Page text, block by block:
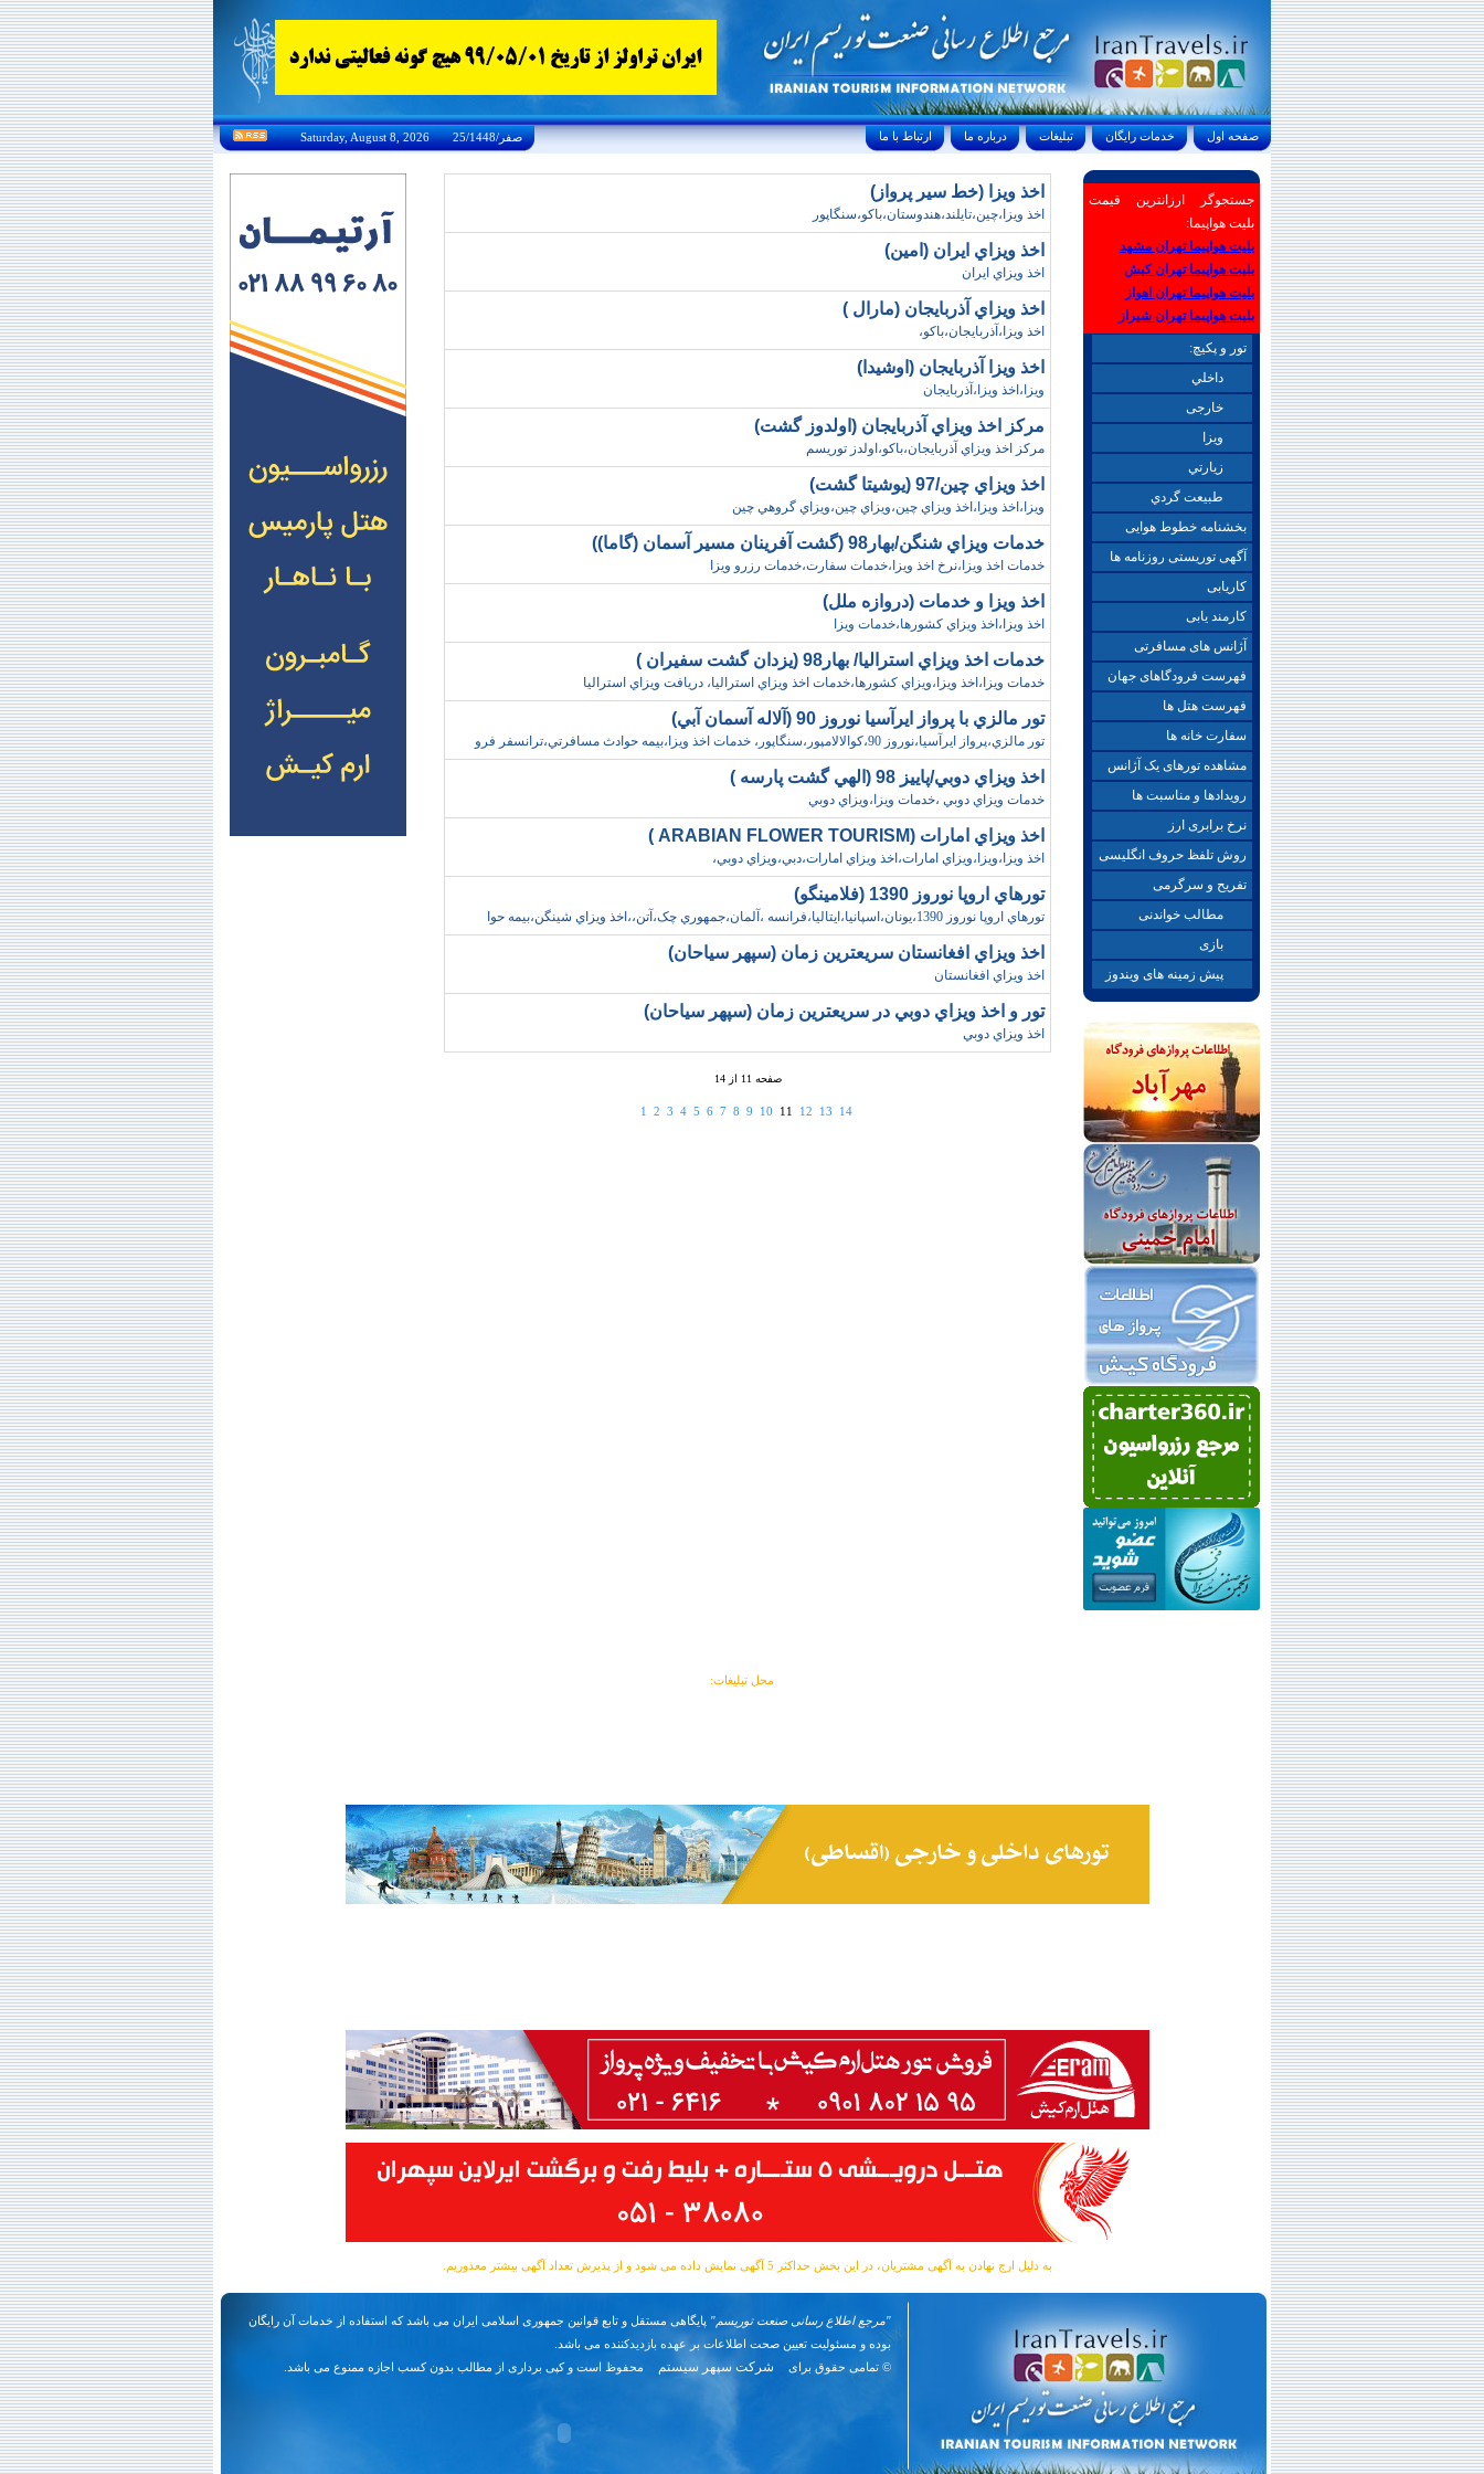
Saturday, August 8, 2026 25/صفر/1448 ارتباط با ما درباره ما تبليغات خدمات رايگان صفحه اول
اخذ ويزا (خط سير پرواز)
اخذ ويزا،چين،تايلند،هندوستان،باکو،سنگاپور
اخذ ويزاي ايران (امين)
اخذ ويزاي ايران
اخذ ويزاي آذربايجان (مارال )
اخذ ويزا،آذربايجان،باکو،
اخذ ويزا آذربايجان (اوشيدا)
ويزا،اخذ ويزا،آذربايجان
مرکز اخذ ويزاي آذربايجان (اولدوز گشت)
مرکز اخذ ويزاي آذربايجان،باکو،اولدز توريسم
اخذ ويزاي چين/97 (يوشيتا گشت)
ويزا،اخذ ويزا،اخذ ويزاي چين،ويزاي چين،ويزاي گروهي چين
خدمات ويزاي شنگن/بهار98 (گشت آفرينان مسير آسمان (گاما))
خدمات اخذ ويزا،نرخ اخذ ويزا،خدمات سفارت،خدمات رزرو ويزا
اخذ ويزا و خدمات (دروازه ملل)
اخذ ويزا،اخذ ويزاي کشورها،خدمات ويزا
خدمات اخذ ويزاي استراليا/ بهار98 (يزدان گشت سفيران )
خدمات ويزا،اخذ ويزا،ويزاي کشورها،خدمات اخذ ويزاي استراليا، دريافت ويزاي استراليا
تور مالزي با پرواز ايرآسيا نوروز 90 (آلاله آسمان آبي)
تور مالزي،پرواز ايرآسيا،نوروز 90،کوالالامپور،سنگاپور، خدمات اخذ ويزا،بيمه حوادث مسافرتي،ترانسفر فرو
اخذ ويزاي دوبي/پاييز 98 (الهي گشت پارسه )
خدمات ويزاي دوبي ،خدمات ويزا،ويزاي دوبي
اخذ ويزاي امارات (ARABIAN FLOWER TOURISM )
اخذ ويزا،ويزا،ويزاي امارات،اخذ ويزاي امارات،دبي،ويزاي دوبي،
تورهاي اروپا نوروز 1390 (فلامينگو)
تورهاي اروپا نوروز 1390،يونان،اسپانيا،ايتاليا،فرانسه ،آلمان،جمهوري چک،آتن،،اخذ ويزاي شينگن،بيمه حوا
اخذ ويزاي افغانستان سريعترين زمان (سپهر سياحان)
اخذ ويزاي افغانستان
تور و اخذ ويزاي دوبي در سريعترين زمان (سپهر سياحان)
اخذ ويزاي دوبي
صفحه 11 از 14
1 2 3 4 5 6 7 8 9 10 11 12 13 14
جستجوگر ارزانترین قیمت
بلیت هواپیما:
بلیت هواپیما تهران مشهد
بلیت هواپیما تهران کیش
بلیت هواپیما تهران اهواز
بلیت هواپیما تهران شیراز
تور و پکیچ:
داخلي
خارجی
ويزا
زيارتي
طبيعت گردي
بخشنامه خطوط هوایی
آگهی توریستی روزنامه ها
کاریابی
کارمند یابی
آژانس های مسافرتی
فهرست فرودگاهای جهان
فهرست هتل ها
سفارت خانه ها
مشاهده تورهای یک آژانس
رویدادها و مناسبت ها
نرخ برابری ارز
روش تلفظ حروف انگلیسی
تفریح و سرگرمی
مطالب خواندنی
بازی
پیش زمینه های ویندوز
محل تبلیغات:
به دلیل ارج نهادن به آگهی مشتریان، در این بخش حداکثر 5 آگهی نمایش داده می شود و از پذیرش تعداد آگهی بیشتر معذوریم.
"مرجع اطلاع رسانی صنعت توریسم" پایگاهی مستقل و تابع قوانین جمهوری اسلامی ایران می باشد که استفاده از خدمات آن رایگان
بوده و مسئوليت تعیین صحت اطلاعات بر عهده بازدیدکننده می باشد.
© تمامی حقوق برای
شرکت سپهر سیستم محفوظ است و کپی برداری از مطالب بدون کسب اجازه ممنوع می باشد.